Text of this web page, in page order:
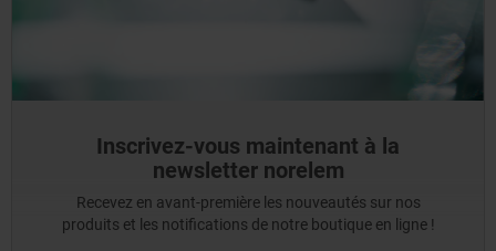
Inscrivez-vous maintenant à la
newsletter norelem
Recevez en avant-première les nouveautés sur nos
produits et les notifications de notre boutique en ligne !